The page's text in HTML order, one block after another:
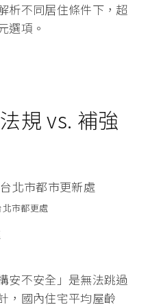
析不同居住條件下，超
選項。
規 vs. 補強
市都更處
安不安全」是無法跳過
，國內住宅平均屋齡